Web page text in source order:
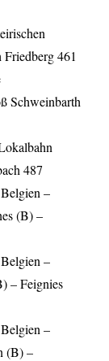
461
Schweinbarth
487
–
(B) –
–
– Feignies
–
(B) –